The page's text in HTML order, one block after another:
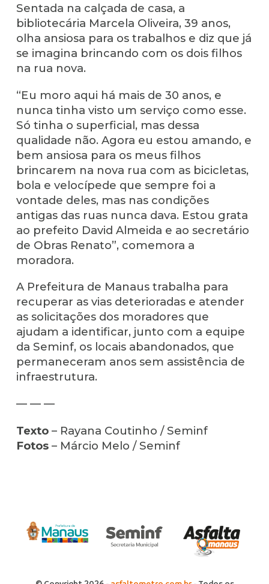
Sentada na calçada de casa, a
bibliotecária Marcela Oliveira, 39 anos,
olha ansiosa para os trabalhos e diz que já
se imagina brincando com os dois filhos
na rua nova.
“Eu moro aqui há mais de 30 anos, e
nunca tinha visto um serviço como esse.
Só tinha o superficial, mas dessa
qualidade não. Agora eu estou amando, e
bem ansiosa para os meus filhos
brincarem na nova rua com as bicicletas,
bola e velocípede que sempre foi a
vontade deles, mas nas condições
antigas das ruas nunca dava. Estou grata
ao prefeito David Almeida e ao secretário
de Obras Renato”, comemora a
moradora.
A Prefeitura de Manaus trabalha para
recuperar as vias deterioradas e atender
as solicitações dos moradores que
ajudam a identificar, junto com a equipe
da Seminf, os locais abandonados, que
permaneceram anos sem assistência de
infraestrutura.
— — —
Texto– Rayana Coutinho / Seminf
Fotos– Márcio Melo / Seminf